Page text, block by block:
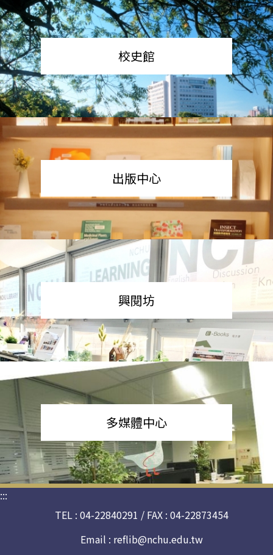
校史館
出版中心
興閱坊
多媒體中心
:::
TEL : 04-22840291 / FAX : 04-22873454
Email : reflib@nchu.edu.tw